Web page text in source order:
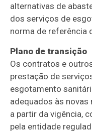
alternativas de
dos serviços de
norma de referência
Plano de transição
Os contratos e
prestação de
esgotamento
adequados às
a partir da vigência,
pela entidade